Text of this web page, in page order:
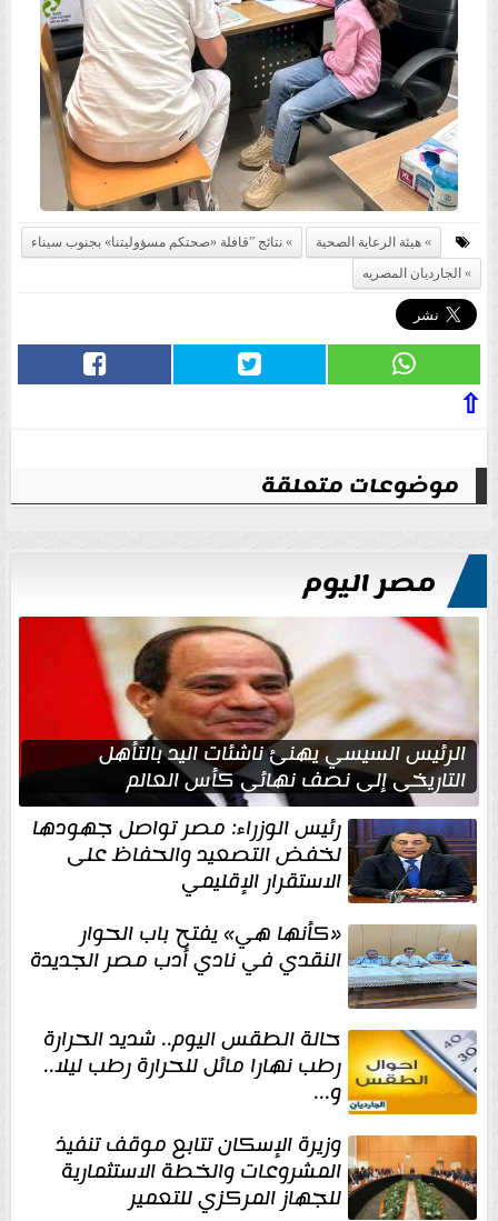
هيئة الرعاية الصحية
نتائج ”قافلة «صحتكم مسؤوليتنا» بجنوب سيناء
الجارديان المصريه
⇧
موضوعات متعلقة
مصر اليوم
الرئيس السيسي يهنئ ناشئات اليد بالتأهل
التاريخي إلى نصف نهائي كأس العالم
رئيس الوزراء: مصر تواصل جهودها
لخفض التصعيد والحفاظ على
الاستقرار الإقليمي
«كأنها هي» يفتح باب الحوار
النقدي في نادي أدب مصر الجديدة
حالة الطقس اليوم.. شديد الحرارة
رطب نهارا مائل للحرارة رطب ليلا..
و...
وزيرة الإسكان تتابع موقف تنفيذ
المشروعات والخطة الاستثمارية
للجهاز المركزي للتعمير